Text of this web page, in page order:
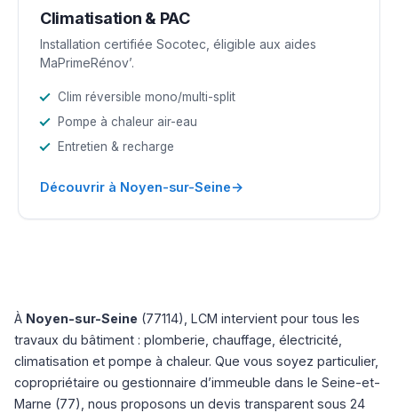
Climatisation & PAC
Installation certifiée Socotec, éligible aux aides
MaPrimeRénov’.
Clim réversible mono/multi-split
Pompe à chaleur air-eau
Entretien & recharge
Découvrir à Noyen-sur-Seine→
À Noyen-sur-Seine (77114), LCM intervient pour tous les
travaux du bâtiment : plomberie, chauffage, électricité,
climatisation et pompe à chaleur. Que vous soyez particulier,
copropriétaire ou gestionnaire d’immeuble dans le Seine-et-
Marne (77), nous proposons un devis transparent sous 24